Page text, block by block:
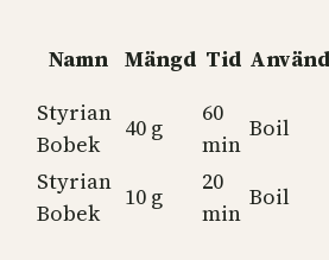
Namn Mängd Tid Använd
Styrian
Bobek
40 g
60
min
Boil
Styrian
Bobek
10 g
20
min
Boil